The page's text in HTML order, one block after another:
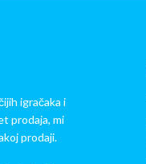
igračaka i
prodaja, mi
prodaji.